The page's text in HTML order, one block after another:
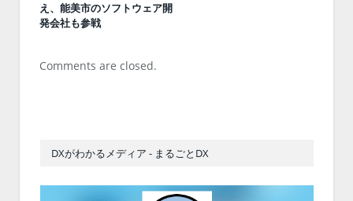
え、能美市のソフトウェア開
発会社も参戦
Comments are closed.
DXがわかるメディア - まるごとDX